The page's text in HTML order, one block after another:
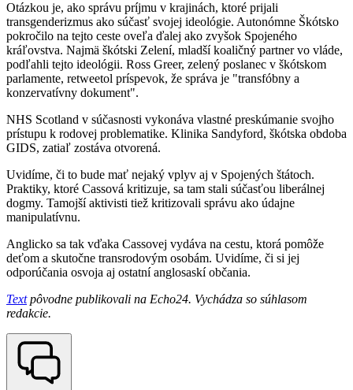
Otázkou je, ako správu príjmu v krajinách, ktoré prijali
transgenderizmus ako súčasť svojej ideológie. Autonómne Škótsko
pokročilo na tejto ceste oveľa ďalej ako zvyšok Spojeného
kráľovstva. Najmä škótski Zelení, mladší koaličný partner vo vláde,
podľahli tejto ideológii. Ross Greer, zelený poslanec v škótskom
parlamente, retweetol príspevok, že správa je "transfóbny a
konzervatívny dokument".
NHS Scotland v súčasnosti vykonáva vlastné preskúmanie svojho
prístupu k rodovej problematike. Klinika Sandyford, škótska obdoba
GIDS, zatiaľ zostáva otvorená.
Uvidíme, či to bude mať nejaký vplyv aj v Spojených štátoch.
Praktiky, ktoré Cassová kritizuje, sa tam stali súčasťou liberálnej
dogmy. Tamojší aktivisti tiež kritizovali správu ako údajne
manipulatívnu.
Anglicko sa tak vďaka Cassovej vydáva na cestu, ktorá pomôže
deťom a skutočne transrodovým osobám. Uvidíme, či si jej
odporúčania osvoja aj ostatní anglosaskí občania.
Textpôvodne publikovali na Echo24. Vychádza so súhlasom
redakcie.